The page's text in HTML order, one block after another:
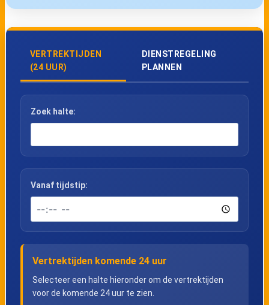
VERTREKTIJDEN
(24 UUR)
DIENSTREGELING
PLANNEN
Zoek halte:
Vanaf tijdstip:
Vertrektijden komende 24 uur
Selecteer een halte hieronder om de vertrektijden
voor de komende 24 uur te zien.